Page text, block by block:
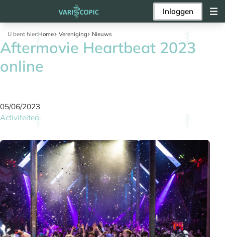
Inloggen
U bent hier:Home Vereniging Nieuws
Aftermovie Heartbeat 2023
online
05/06/2023
Activiteiten